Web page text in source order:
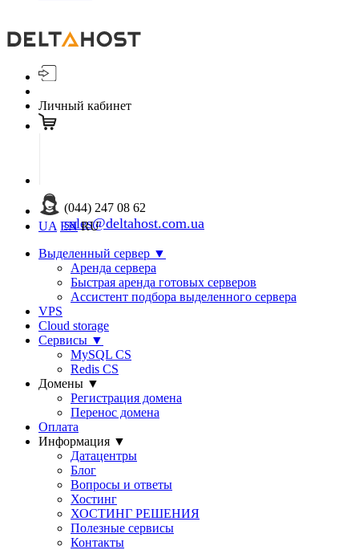
Личный кабинет
(044) 247 08 62
sales@deltahost.com.ua
UA EN RU
Выделенный сервер ▼
Аренда сервера
Быстрая аренда готовых серверов
Ассистент подбора выделенного сервера
VPS
Cloud storage
Сервисы ▼
MySQL CS
Redis CS
Домены ▼
Регистрация домена
Перенос домена
Оплата
Информация ▼
Датацентры
Блог
Вопросы и ответы
Хостинг
ХОСТИНГ РЕШЕНИЯ
Полезные сервисы
Контакты